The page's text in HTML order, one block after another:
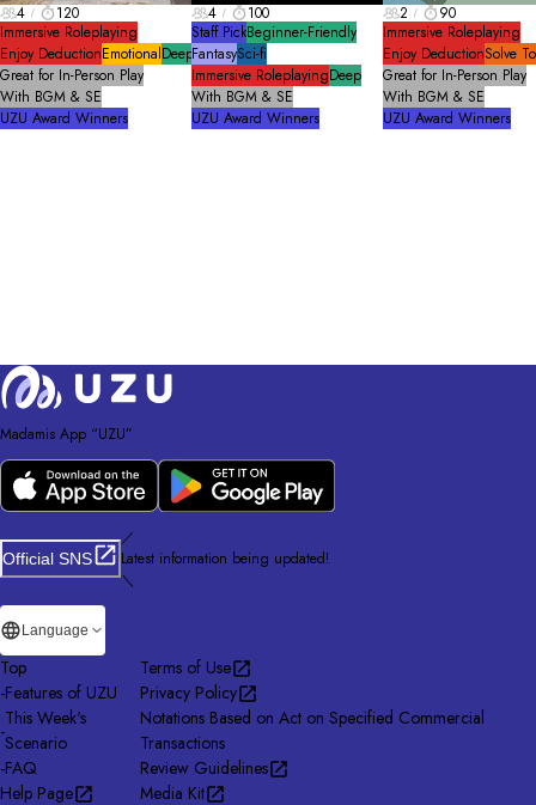
4
120
Immersive Roleplaying
Enjoy DeductionEmotionalDeep
Great for In-Person Play
With BGM & SE
UZU Award Winners
4
100
Staff PickBeginner-Friendly
FantasySci-fi
Immersive RoleplayingDeep
With BGM & SE
UZU Award Winners
2
90
Immersive Roleplaying
Enjoy DeductionSolve
Great for In-Person Play
With BGM & SE
UZU Award Winners
Madamis App “UZU”
Official SNS
／
Latest information being updated!
＼
Language
Top
-Features of UZU
-
This Week's
Scenario
-FAQ
Help Page
Terms of Use
Privacy Policy
Notations Based on Act on Specified Commercial
Transactions
Review Guidelines
Media Kit